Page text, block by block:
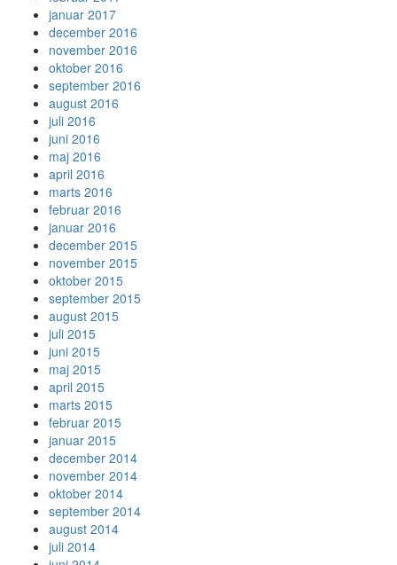
januar 2017
december 2016
november 2016
oktober 2016
september 2016
august 2016
juli 2016
juni 2016
maj 2016
april 2016
marts 2016
februar 2016
januar 2016
december 2015
november 2015
oktober 2015
september 2015
august 2015
juli 2015
juni 2015
maj 2015
april 2015
marts 2015
februar 2015
januar 2015
december 2014
november 2014
oktober 2014
september 2014
august 2014
juli 2014